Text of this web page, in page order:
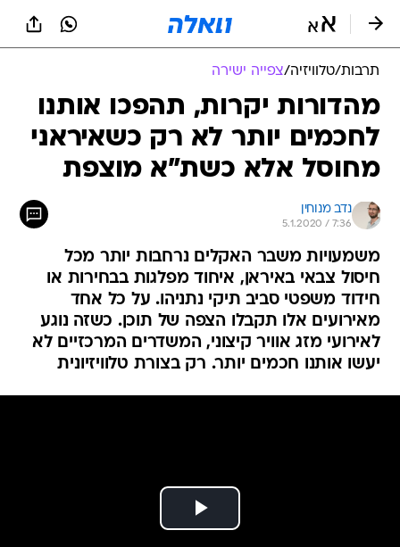
תרבות/טלוויזיה/צפייה ישירה
מהדורות יקרות, תהפכו אותנו
לחכמים יותר לא רק כשאיראני
מחוסל אלא כשת"א מוצפת
נדב מנוחין
5.1.2020 / 7:36
משמעויות משבר האקלים נרחבות יותר מכל
חיסול צבאי באיראן, איחוד מפלגות בבחירות או
חידוד משפטי סביב תיקי נתניהו. על כל אחד
מאירועים אלו תקבלו הצפה של תוכן. כשזה נוגע
לאירועי מזג אוויר קיצוני, המשדרים המרכזיים לא
יעשו אותנו חכמים יותר. רק בצורת טלוויזיונית